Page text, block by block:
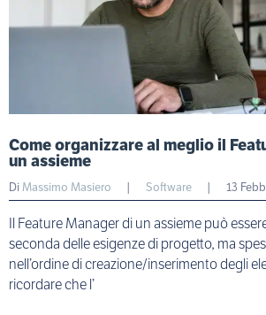
Come organizzare al meglio il
un assieme
DiMassimo Masiero | Software | 13
Il Feature Manager di un assieme può
seconda delle esigenze di progetto, ma
nell’ordine di creazione/inserimento degli
ricordare che l’